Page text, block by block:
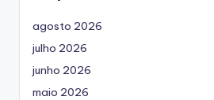
agosto 2026
julho 2026
junho 2026
maio 2026